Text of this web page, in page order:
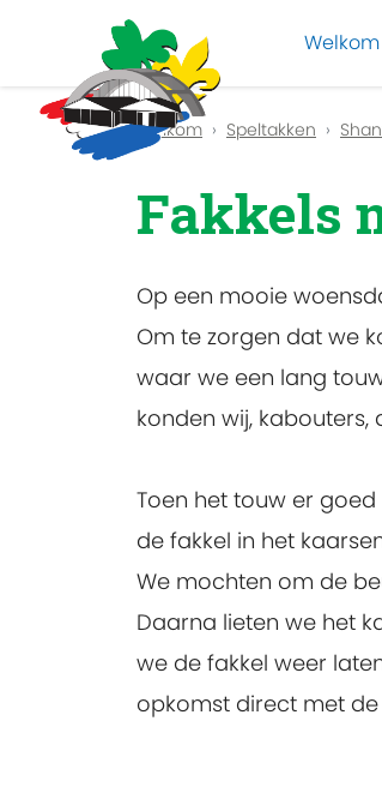
Welkom
Previous
Welkom Speltakken
Fakkels
Op een mooie
Om te zorgen dat we
waar we een lang
konden wij, kabouters,
Toen het touw er
de fakkel in het
We mochten om de
Daarna lieten we het
we de fakkel weer
opkomst direct met